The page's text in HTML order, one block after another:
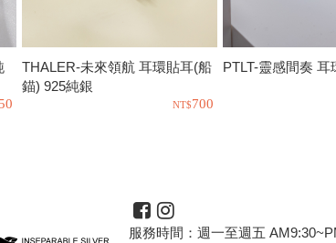
THALER-未來領航 耳環貼耳(船
錨) 925純銀
700
PTLT-靈感間奏 耳
服務時間：週一至週五